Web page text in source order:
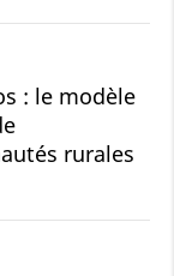
: le modèle
rurales